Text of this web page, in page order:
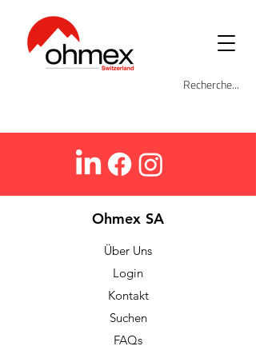
Ohmex SA
Über Uns
Login
Kontakt
Suchen
FAQs